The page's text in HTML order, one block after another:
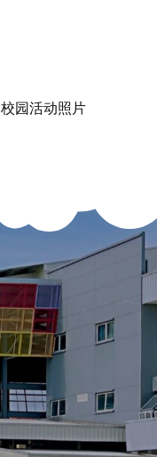
校园活动照片